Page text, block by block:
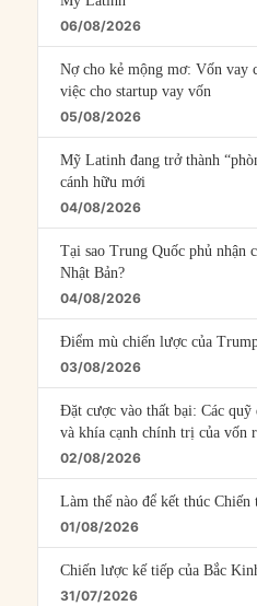
06/08/2026
Nợ cho kẻ mộng mơ: Vốn vay
việc cho startup vay vốn
05/08/2026
Mỹ Latinh đang trở thành
cánh hữu mới
04/08/2026
Tại sao Trung Quốc phủ nhận
Nhật Bản?
04/08/2026
Điểm mù chiến lược của
03/08/2026
Đặt cược vào thất bại: Các
và khía cạnh chính trị của vốn
02/08/2026
Làm thế nào để kết thúc Chiến
01/08/2026
Chiến lược kế tiếp của Bắc
31/07/2026